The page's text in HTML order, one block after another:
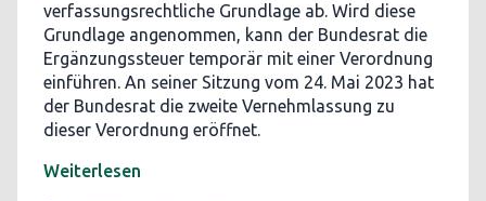
verfassungsrechtliche Grundlage ab. Wird diese
Grundlage angenommen, kann der Bundesrat die
Ergänzungssteuer temporär mit einer Verordnung
einführen. An seiner Sitzung vom 24. Mai 2023 hat
der Bundesrat die zweite Vernehmlassung zu
dieser Verordnung eröffnet.
Weiterlesen